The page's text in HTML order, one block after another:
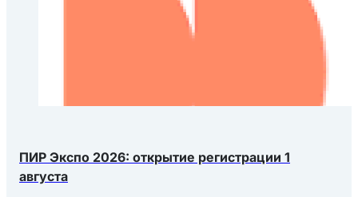
ПИР Экспо 2026: открытие регистрации 1
августа